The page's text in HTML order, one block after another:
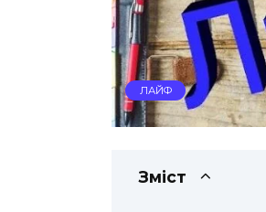
ЛАЙФ
Зміст